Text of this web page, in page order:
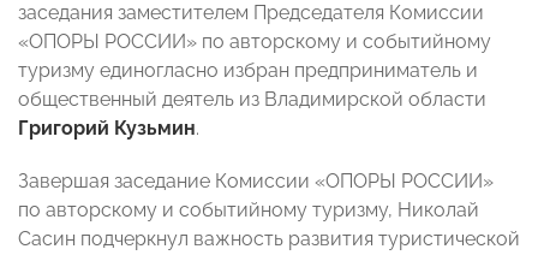
заседания заместителем Председателя Комиссии
«ОПОРЫ РОССИИ» по авторскому и событийному
туризму единогласно избран предприниматель и
общественный деятель из Владимирской области
Григорий Кузьмин.
Завершая заседание Комиссии «ОПОРЫ РОССИИ»
по авторскому и событийному туризму, Николай
Сасин подчеркнул важность развития туристической